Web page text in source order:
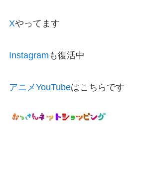
Xやってます
Instagram も復活中
アニメYouTubeはこちらです